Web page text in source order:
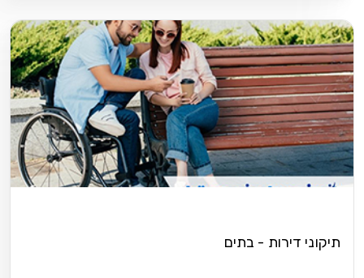
תיקוני דירות - בתים